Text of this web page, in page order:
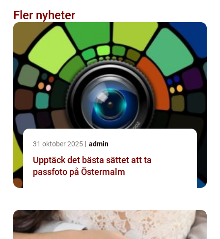
Fler nyheter
31 oktober 2025 admin
Upptäck det bästa sättet att ta
passfoto på Östermalm